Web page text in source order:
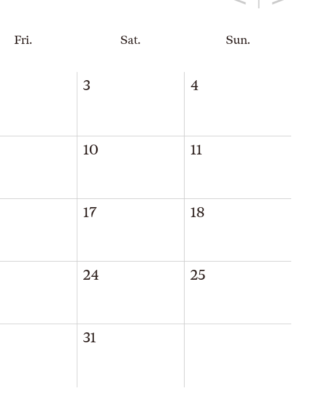
Fri. Sat. Sun.
3 4
10 11
17 18
24 25
31